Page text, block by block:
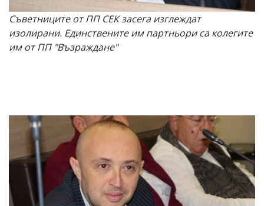
Съветниците от ПП СЕК засега изглеждат
изолирани. Единствените им партньори са колегите
им от ПП "Възраждане"